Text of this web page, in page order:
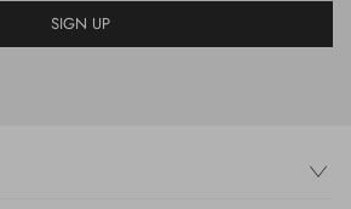
SIGN UP